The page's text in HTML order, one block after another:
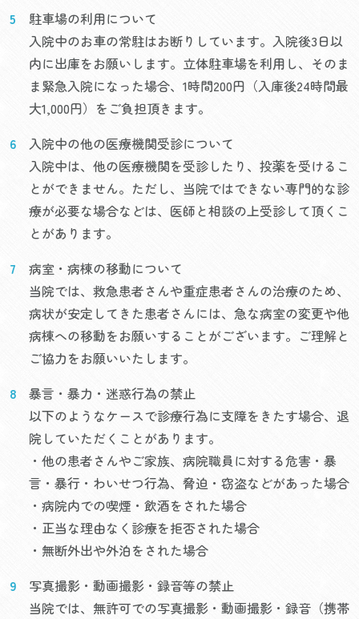
駐車場の利用について
入院中のお車の常駐はお断りしています。入院後3日以
内に出庫をお願いします。立体駐車場を利用し、そのま
ま緊急入院になった場合、1時間200円（入庫後24時間最
大1,000円）をご負担頂きます。
入院中の他の医療機関受診について
入院中は、他の医療機関を受診したり、投薬を受けるこ
とができません。ただし、当院ではできない専門的な診
療が必要な場合などは、医師と相談の上受診して頂くこ
とがあります。
病室・病棟の移動について
当院では、救急患者さんや重症患者さんの治療のため、
病状が安定してきた患者さんには、急な病室の変更や他
病棟への移動をお願いすることがございます。ご理解と
ご協力をお願いいたします。
暴言・暴力・迷惑行為の禁止
以下のようなケースで診療行為に支障をきたす場合、退
院していただくことがあります。
・他の患者さんやご家族、病院職員に対する危害・暴
言・暴行・わいせつ行為、脅迫・窃盗などがあった場合
・病院内での喫煙・飲酒をされた場合
・正当な理由なく診療を拒否された場合
・無断外出や外泊をされた場合
写真撮影・動画撮影・録音等の禁止
当院では、無許可での写真撮影・動画撮影・録音（携帯